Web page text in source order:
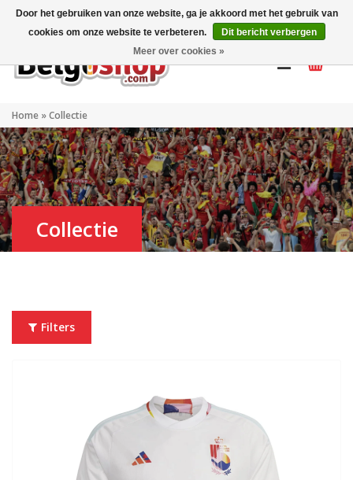
Mijn account NL
Home »Collectie
Collectie
Filters
Door het gebruiken van onze website, ga je akkoord met het gebruik van
cookies om onze website te verbeteren.
Dit bericht verbergen
Meer over cookies »